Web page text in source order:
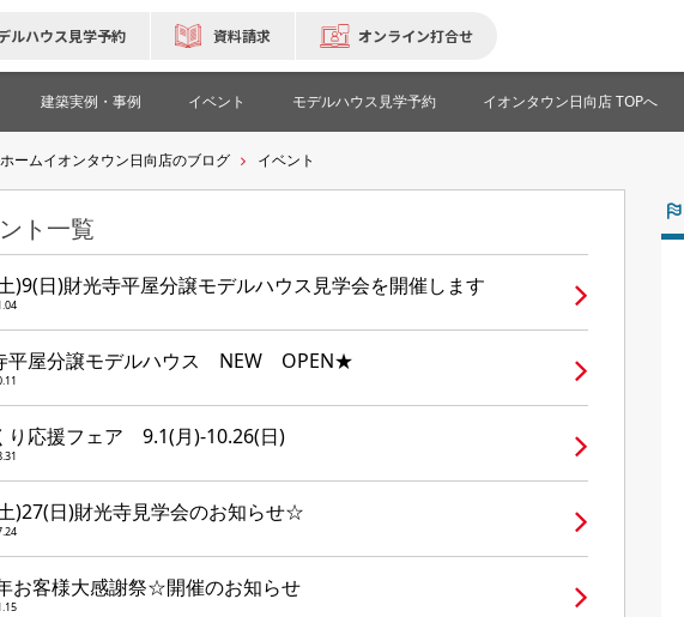
ルハウス見学予約 資料請求 オンライン打合せ
建築実例・事例 イベント モデルハウス見学予約 イオンタウン日向店 TOPへ
ームイオンタウン日向店のブログ イベント
ト一覧
)9(日)財光寺平屋分譲モデルハウス見学会を開催します
平屋分譲モデルハウス NEW OPEN★
り応援フェア 9.1(月)-10.26(日)
)27(日)財光寺見学会のお知らせ☆
お客様大感謝祭☆開催のお知らせ